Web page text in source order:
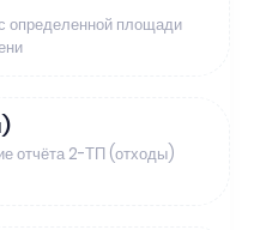
определенной площади
отчёта 2-ТП (отходы)